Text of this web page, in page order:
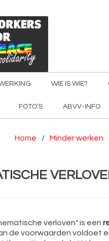
WIE IS WIE?
FOTO’S ABVV-INFO
Home Minder werken
verloven" is een
de voorwaarden voldoet